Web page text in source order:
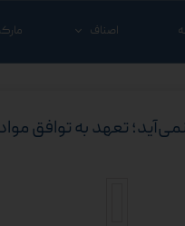
اصناف
تعهد به توافق